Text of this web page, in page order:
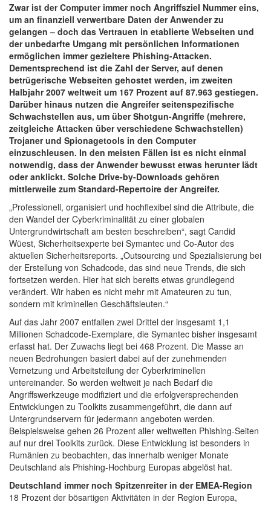
Zwar ist der Computer immer noch Angriffsziel Nummer eins,
um an finanziell verwertbare Daten der Anwender zu
gelangen – doch das Vertrauen in etablierte Webseiten und
der unbedarfte Umgang mit persönlichen Informationen
ermöglichen immer gezieltere Phishing-Attacken.
Dementsprechend ist die Zahl der Server, auf denen
betrügerische Webseiten gehostet werden, im zweiten
Halbjahr 2007 weltweit um 167 Prozent auf 87.963 gestiegen.
Darüber hinaus nutzen die Angreifer seitenspezifische
Schwachstellen aus, um über Shotgun-Angriffe (mehrere,
zeitgleiche Attacken über verschiedene Schwachstellen)
Trojaner und Spionagetools in den Computer
einzuschleusen. In den meisten Fällen ist es nicht einmal
notwendig, dass der Anwender bewusst etwas herunter lädt
oder anklickt. Solche Drive-by-Downloads gehören
mittlerweile zum Standard-Repertoire der Angreifer.
„Professionell, organisiert und hochflexibel sind die Attribute, die
den Wandel der Cyberkriminalität zu einer globalen
Untergrundwirtschaft am besten beschreiben“, sagt Candid
Wüest, Sicherheitsexperte bei Symantec und Co-Autor des
aktuellen Sicherheitsreports. „Outsourcing und Spezialisierung bei
der Erstellung von Schadcode, das sind neue Trends, die sich
fortsetzen werden. Hier hat sich bereits etwas grundlegend
verändert. Wir haben es nicht mehr mit Amateuren zu tun,
sondern mit kriminellen Geschäftsleuten.“
Auf das Jahr 2007 entfallen zwei Drittel der insgesamt 1,1
Millionen Schadcode-Exemplare, die Symantec bisher insgesamt
erfasst hat. Der Zuwachs liegt bei 468 Prozent. Die Masse an
neuen Bedrohungen basiert dabei auf der zunehmenden
Vernetzung und Arbeitsteilung der Cyberkriminellen
untereinander. So werden weltweit je nach Bedarf die
Angriffswerkzeuge modifiziert und die erfolgversprechenden
Entwicklungen zu Toolkits zusammengeführt, die dann auf
Untergrundservern für jedermann angeboten werden.
Beispielsweise gehen 26 Prozent aller weltweiten Phishing-Seiten
auf nur drei Toolkits zurück. Diese Entwicklung ist besonders in
Rumänien zu beobachten, das innerhalb weniger Monate
Deutschland als Phishing-Hochburg Europas abgelöst hat.
Deutschland immer noch Spitzenreiter in der EMEA-Region
18 Prozent der bösartigen Aktivitäten in der Region Europa,